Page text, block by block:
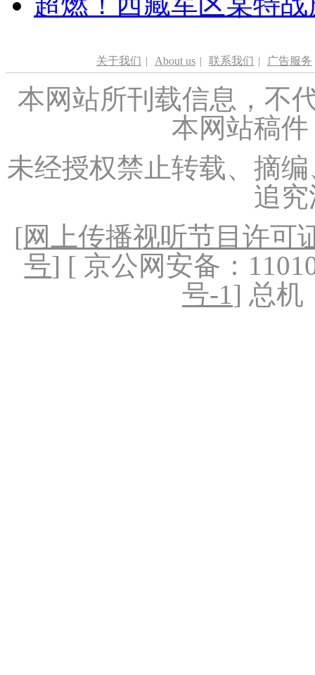
关于我们 | About us | 联系我们 | 广告服务
本网站所刊载信息，不
本网站稿
未经授权禁止转载、摘
追
[网上传播视听节目许可
号] [ 京公网安备：
号-1] 总机